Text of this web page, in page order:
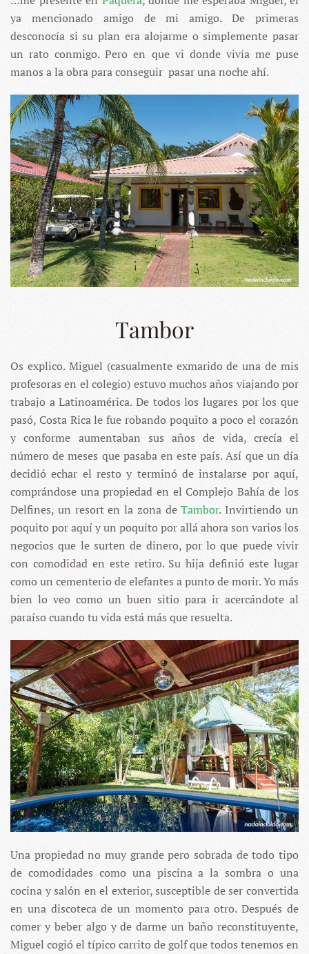
ya mencionado amigo de mi amigo. De primeras
desconocía si su plan era alojarme o simplemente pasar
un rato conmigo. Pero en que vi donde vivía me puse
manos a la obra para conseguir pasar una noche ahí.
Tambor
Os explico. Miguel (casualmente exmarido de una de mis
profesoras en el colegio) estuvo muchos años viajando por
trabajo a Latinoamérica. De todos los lugares por los que
pasó, Costa Rica le fue robando poquito a poco el corazón
y conforme aumentaban sus años de vida, crecía el
número de meses que pasaba en este país. Así que un día
decidió echar el resto y terminó de instalarse por aquí,
comprándose una propiedad en el Complejo Bahía de los
Delfines, un resort en la zona deTambor. Invirtiendo un
poquito por aquí y un poquito por allá ahora son varios los
negocios que le surten de dinero, por lo que puede vivir
con comodidad en este retiro. Su hija definió este lugar
como un cementerio de elefantes a punto de morir. Yo más
bien lo veo como un buen sitio para ir acercándote al
paraíso cuando tu vida está más que resuelta.
Una propiedad no muy grande pero sobrada de todo tipo
de comodidades como una piscina a la sombra o una
cocina y salón en el exterior, susceptible de ser convertida
en una discoteca de un momento para otro. Después de
comer y beber algo y de darme un baño reconstituyente,
Miguel cogió el típico carrito de golf que todos tenemos en